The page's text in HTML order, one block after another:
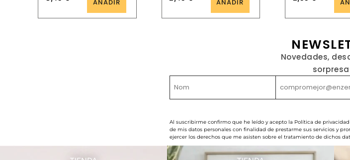
AÑADIR AÑADIR
Novedades,
Al suscribirme confirmo que he leído y acepto la Política de
de mis datos personales con finalidad de prestarme sus servicios y
ejercer los derechos que me asisten sobre el tratamiento de dichos